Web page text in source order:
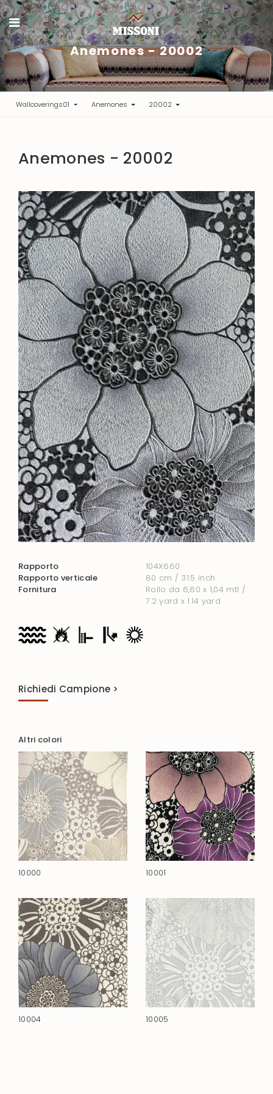
Anemones - 20002
Wallcoverings01 Anemones 20002
Anemones - 20002
Rapporto
104X660
Rapporto verticale
80 cm / 31.5 inch
Fornitura
Rollo da 6,60 x 1,04 mtl /
7.2 yard x 1.14 yard
Richiedi Campione >
Altri colori
10000 10001
10004 10005